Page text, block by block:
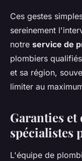
Ces gestes
sereinement
notre service de
plombiers
et sa région,
limiter au
Garanties
spécialistes
L'équipe de